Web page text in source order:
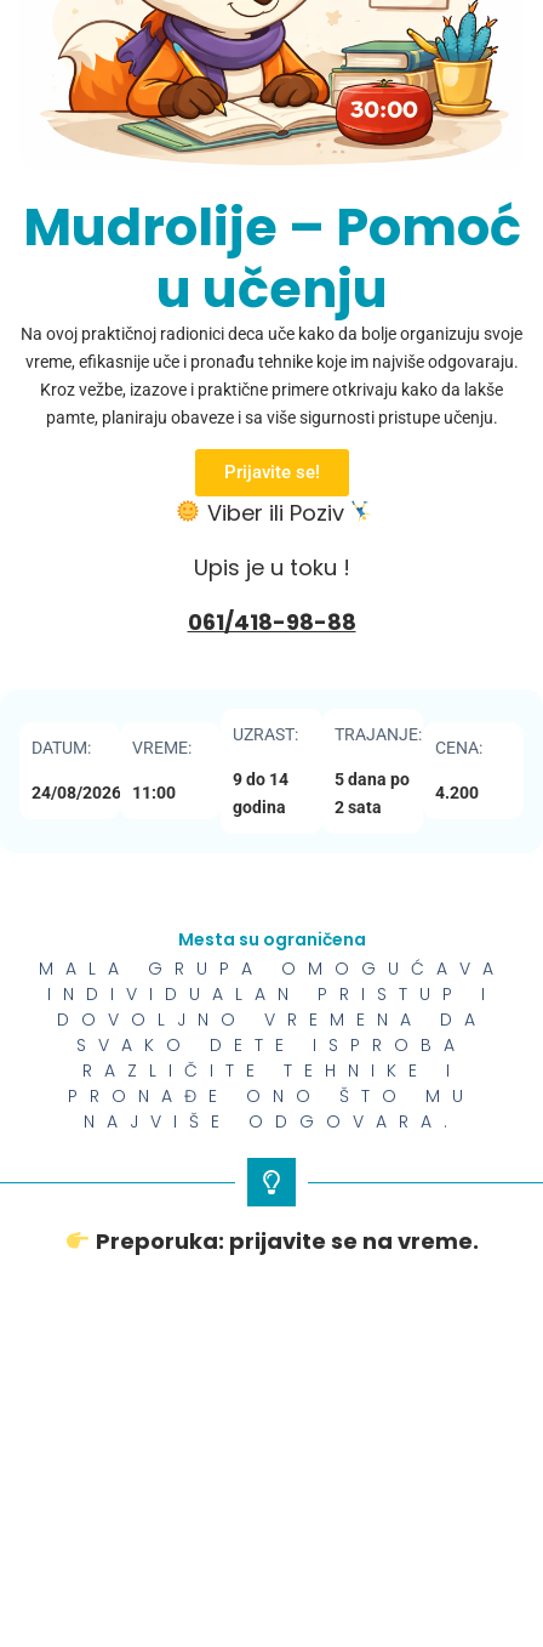
Mudrolije – Pomoć
u učenju
Na ovoj praktičnoj radionici deca uče kako da bolje organizuju svoje
vreme, efikasnije uče i pronađu tehnike koje im najviše odgovaraju.
Kroz vežbe, izazove i praktične primere otkrivaju kako da lakše
pamte, planiraju obaveze i sa više sigurnosti pristupe učenju.
Prijavite se!
Viber ili Poziv
Upis je u toku !
061/418-98-88
DATUM:
24/08/2026
VREME:
11:00
UZRAST:
9 do 14
godina
TRAJANJE:
5 dana po
2 sata
CENA:
4.200
Mesta su ograničena
MALA GRUPA OMOGUĆAVA
INDIVIDUALAN PRISTUP I
DOVOLJNO VREMENA DA
SVAKO DETE ISPROBA
RAZLIČITE TEHNIKE I
PRONAĐE ONO ŠTO MU
NAJVIŠE ODGOVARA.
Preporuka: prijavite se na vreme.